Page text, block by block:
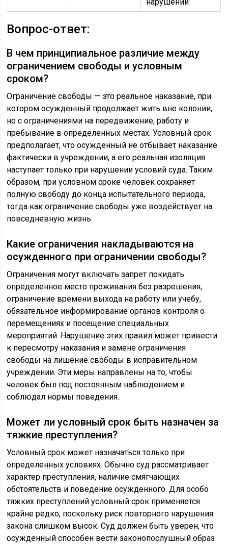
Вопрос-ответ:
В чем принципиальное различие между
ограничением свободы и условным
сроком?
Ограничение свободы — это реальное наказание, при
котором осужденный продолжает жить вне колонии,
но с ограничениями на передвижение, работу и
пребывание в определенных местах. Условный срок
предполагает, что осужденный не отбывает наказание
фактически в учреждении, а его реальная изоляция
наступает только при нарушении условий суда. Таким
образом, при условном сроке человек сохраняет
полную свободу до конца испытательного периода,
тогда как ограничение свободы уже воздействует на
повседневную жизнь.
Какие ограничения накладываются на
осужденного при ограничении свободы?
Ограничения могут включать запрет покидать
определенное место проживания без разрешения,
ограничение времени выхода на работу или учебу,
обязательное информирование органов контроля о
перемещениях и посещение специальных
мероприятий. Нарушение этих правил может привести
к пересмотру наказания и замене ограничения
свободы на лишение свободы в исправительном
учреждении. Эти меры направлены на то, чтобы
человек был под постоянным наблюдением и
соблюдал нормы поведения.
Может ли условный срок быть назначен за
тяжкие преступления?
Условный срок может назначаться только при
определенных условиях. Обычно суд рассматривает
характер преступления, наличие смягчающих
обстоятельств и поведение осужденного. Для особо
тяжких преступлений условный срок применяется
крайне редко, поскольку риск повторного нарушения
закона слишком высок. Суд должен быть уверен, что
осужденный способен вести законопослушный образ